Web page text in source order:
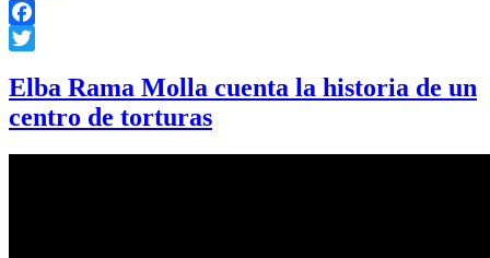
Facebook
Elba Rama Molla cuenta la historia de un
centro de torturas